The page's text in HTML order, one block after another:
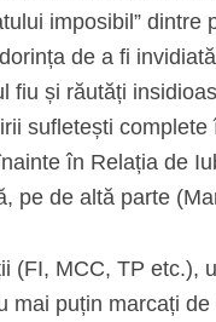
imposibil”
de a fi
fiu și răutăți
sufletești
în Relația de
pe de altă parte
(FI, MCC, TP etc.),
mai puțin marcați